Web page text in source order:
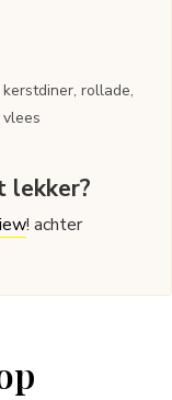
rollade,
lekker?
! achter